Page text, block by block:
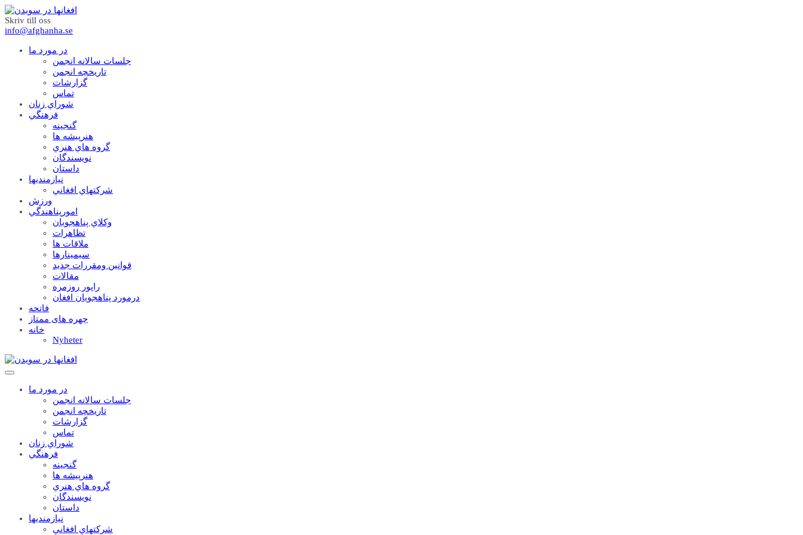
Skriv till oss
info@afghanha.se
در مورد ما
جلسات سالانه انجمن
تاریخچه انجمن
گزارشات
تماس
شوراي زنان
فرهنگي
گنجينه
هنرپيشه ها
گروه هاي هنري
نويسندگان
داستان
نيازمنديها
شرکتهاي افغاني
ورزش
امورپناهندگي
وکلاي پناهجويان
تظاهرات
ملاقات ها
سيمينارها
قوانين ومقررات جديد
مقالات
راپور روزمره
درمورد پناهجويان افغان
فاتحه
چهره های ممتاز
خانه
Nyheter
در مورد ما
جلسات سالانه انجمن
تاریخچه انجمن
گزارشات
تماس
شوراي زنان
فرهنگي
گنجينه
هنرپيشه ها
گروه هاي هنري
نويسندگان
داستان
نيازمنديها
شرکتهاي افغاني